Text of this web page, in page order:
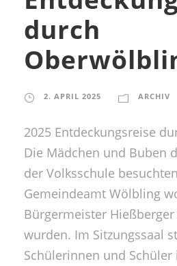
durch
2. APRIL 2025 ARCHIV
2025 Entdeckungsreise
Die Mädchen und Buben
der Volksschule
Gemeindeamt Wölbling
Bürgermeister
wurden. Im Sitzungssaal
Schülerinnen und Schüler